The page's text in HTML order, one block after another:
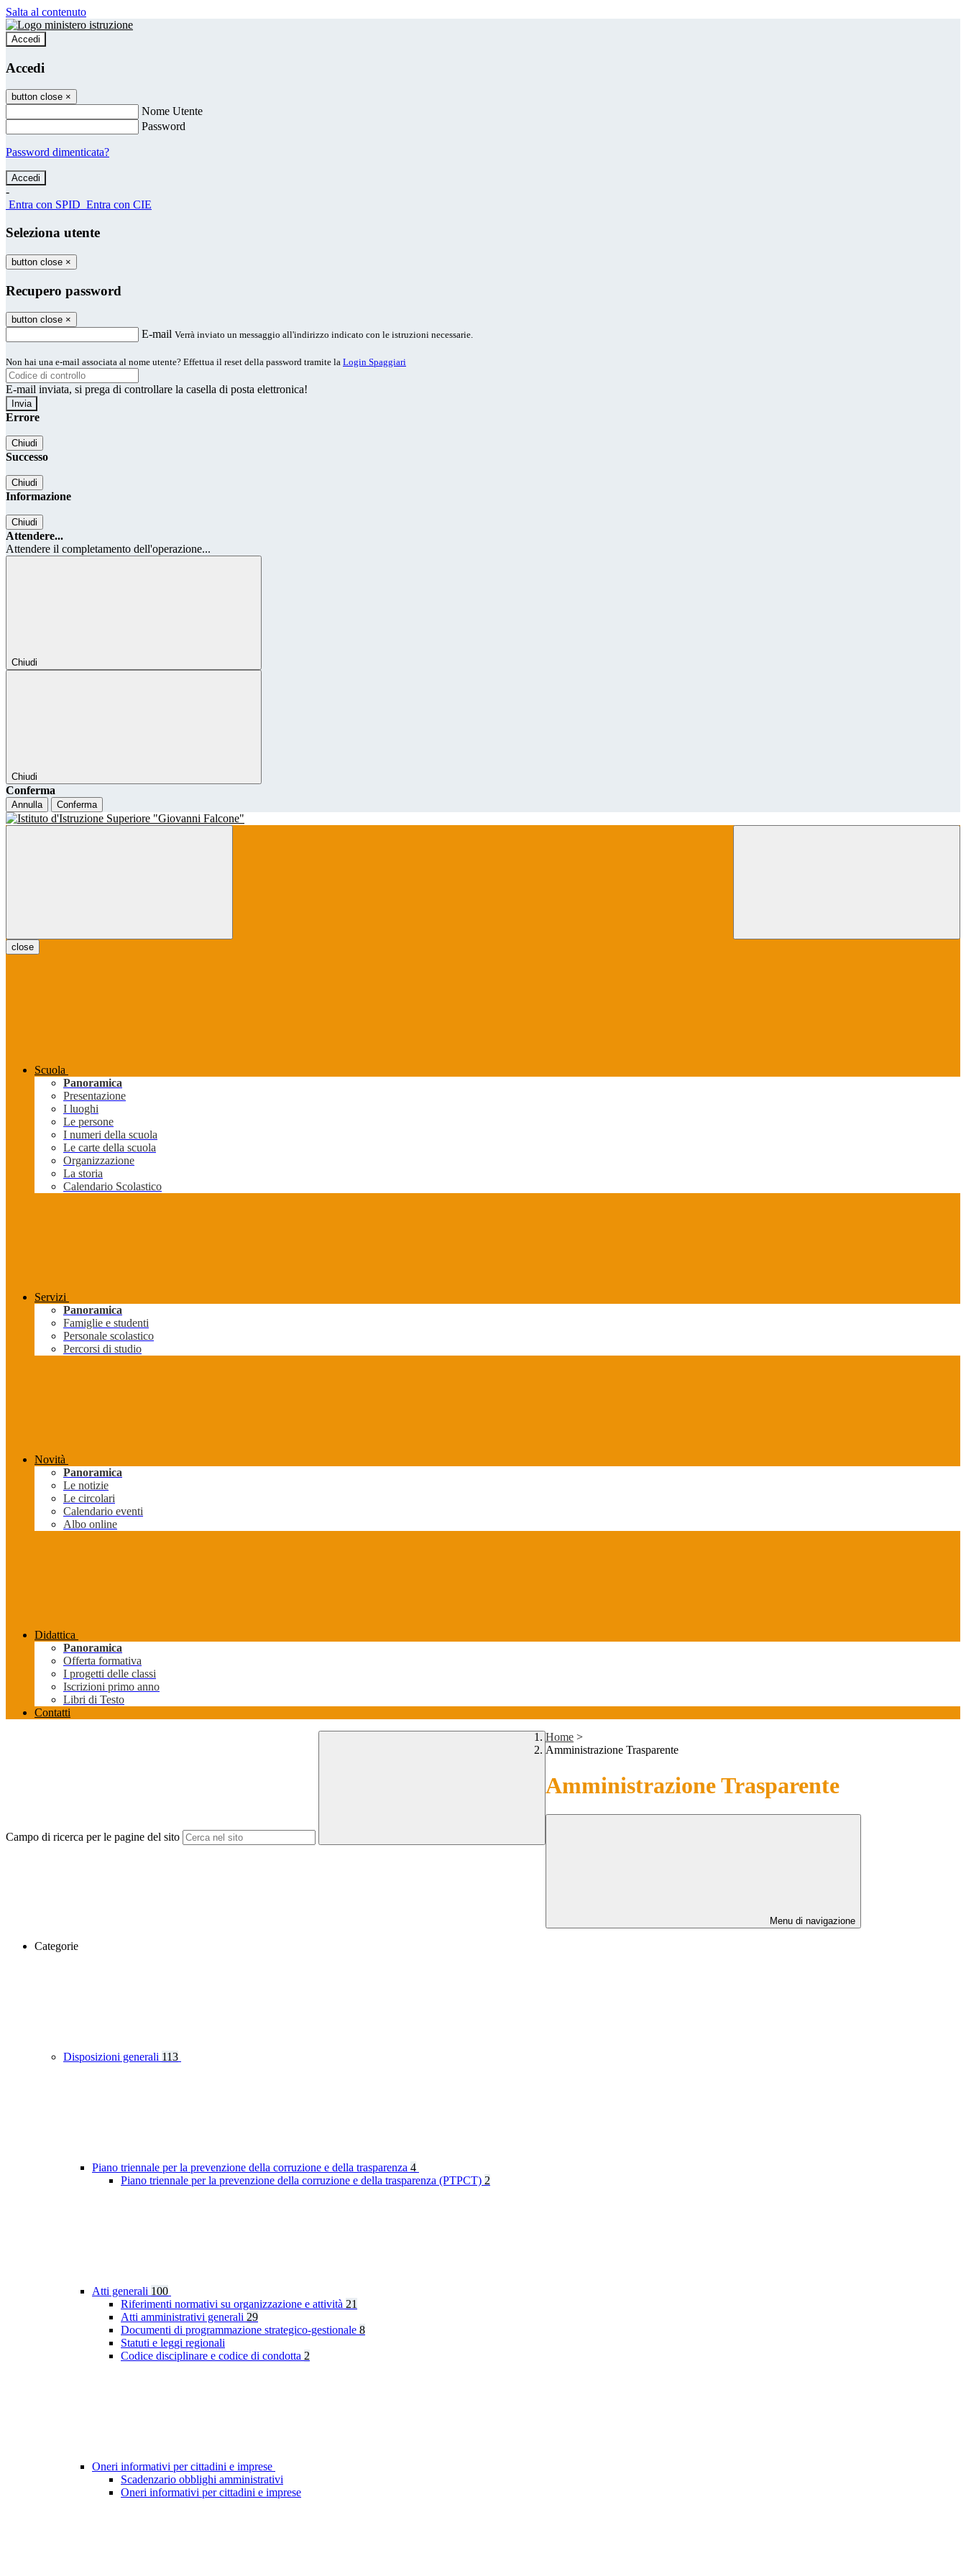
Salta al contenuto
Accedi
Accedi
button close ×
Nome Utente
Password
Password dimenticata?
-
Entra con SPID Entra con CIE
Seleziona utente
button close ×
Recupero password
button close ×
E-mail Verrà inviato un messaggio all'indirizzo indicato con le istruzioni necessarie.
Non hai una e-mail associata al nome utente? Effettua il reset della password tramite la Login Spaggiari
E-mail inviata, si prega di controllare la casella di posta elettronica!
Errore
Chiudi
Successo
Chiudi
Informazione
Chiudi
Attendere...
Attendere il completamento dell'operazione...
Chiudi
Chiudi
Conferma
Annulla Conferma
close
Scuola
Panoramica
Presentazione
I luoghi
Le persone
I numeri della scuola
Le carte della scuola
Organizzazione
La storia
Calendario Scolastico
Servizi
Panoramica
Famiglie e studenti
Personale scolastico
Percorsi di studio
Novità
Panoramica
Le notizie
Le circolari
Calendario eventi
Albo online
Didattica
Panoramica
Offerta formativa
I progetti delle classi
Iscrizioni primo anno
Libri di Testo
Contatti
Campo di ricerca per le pagine del sito
Home >
Amministrazione Trasparente
Amministrazione Trasparente
Menu di navigazione
Categorie
Disposizioni generali 113
Piano triennale per la prevenzione della corruzione e della trasparenza 4
Piano triennale per la prevenzione della corruzione e della trasparenza (PTPCT) 2
Atti generali 100
Riferimenti normativi su organizzazione e attività 21
Atti amministrativi generali 29
Documenti di programmazione strategico-gestionale 8
Statuti e leggi regionali
Codice disciplinare e codice di condotta 2
Oneri informativi per cittadini e imprese
Scadenzario obblighi amministrativi
Oneri informativi per cittadini e imprese